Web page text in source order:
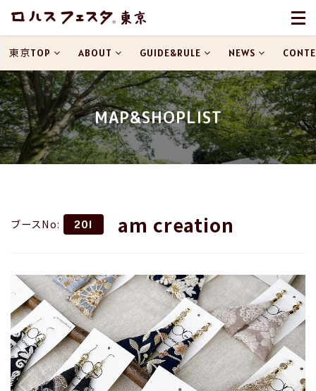
MAP&SHOPLIST
東京TOP ABOUT GUIDE&RULE NEWS
ブースNo: 201 am creation